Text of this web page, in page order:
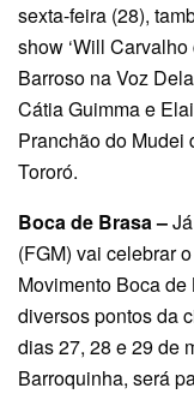
sexta-feira (28),
show ‘Will
Barroso na Voz
Cátia Guimma e
Pranchão do Mudei
Tororó.
Boca de Brasa –
(FGM) vai celebrar
Movimento Boca
diversos pontos da
dias 27, 28 e 29 de
Barroquinha, será